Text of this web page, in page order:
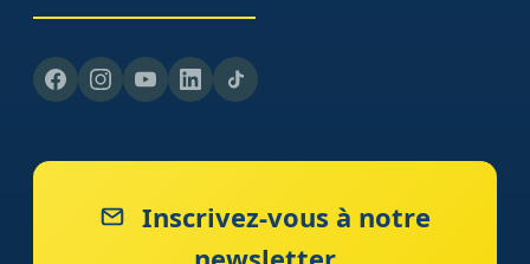
Inscrivez-vous à notre